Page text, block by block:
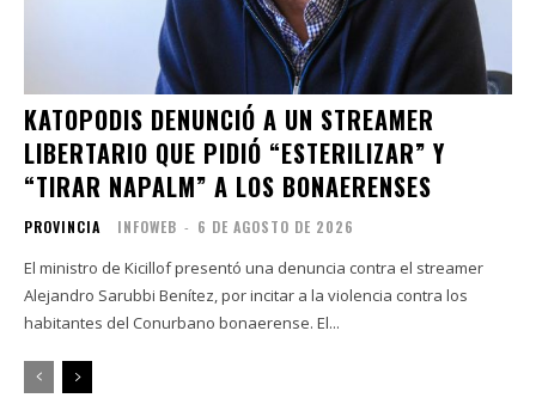
KATOPODIS DENUNCIÓ A UN STREAMER
LIBERTARIO QUE PIDIÓ “ESTERILIZAR” Y
“TIRAR NAPALM” A LOS BONAERENSES
PROVINCIA INFOWEB - 6 DE AGOSTO DE 2026
El ministro de Kicillof presentó una denuncia contra el streamer
Alejandro Sarubbi Benítez, por incitar a la violencia contra los
habitantes del Conurbano bonaerense. El...